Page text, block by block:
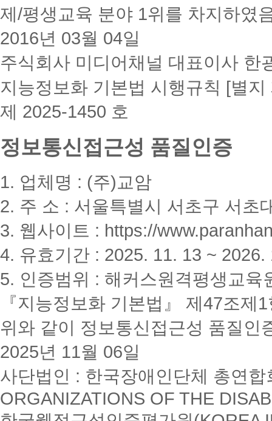
제/평생교육 분야 1위를 차지하였
2016년 03월 04일
주식회사 미디어채널 대표이사 한
지능정보화 기본법 시행규칙 [별지
제 2025-1450 호
정보통신접근성 품질인증
1. 업체명 : (주)교암
2. 주 소 : 서울특별시 서초구 서초
3. 웹사이트 : https://
4. 유효기간 : 2025. 11. 13 ~ 2026.
5. 인증범위 : 해커스원격평생교육
『지능정보화 기본법』 제47조
위와 같이 정보통신접근성 품질인
2025년 11월 06일
사단법인 : 한국장애인단체 총연
ORGANIZATIONS OF THE